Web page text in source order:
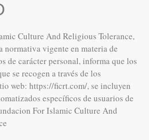
Culture And Religious Tolerance,
normativa vigente en materia de
de carácter personal, informa que los
se recogen a través de los
web: https://ficrt.com/, se incluyen
específicos de usuarios de
For Islamic Culture And